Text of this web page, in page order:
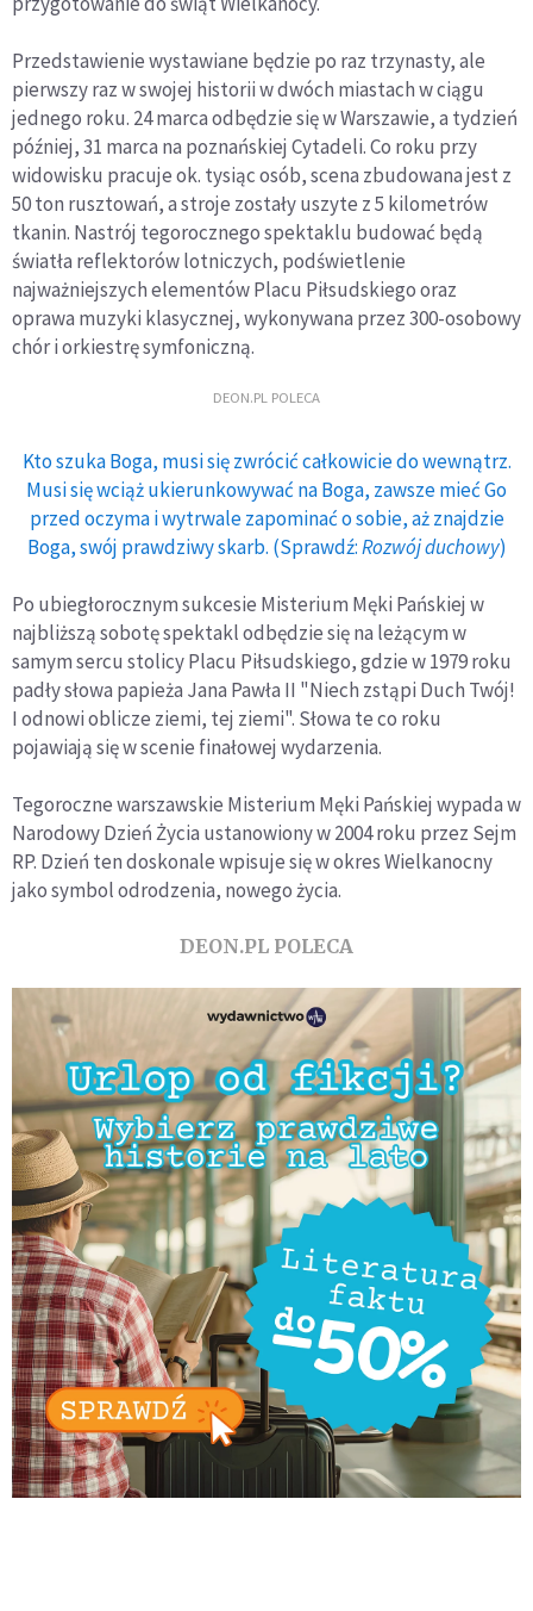
Przedstawienie wystawiane będzie po raz trzynasty, ale
pierwszy raz w swojej historii w dwóch miastach w ciągu
jednego roku. 24 marca odbędzie się w Warszawie, a tydzień
później, 31 marca na poznańskiej Cytadeli. Co roku przy
widowisku pracuje ok. tysiąc osób, scena zbudowana jest z
50 ton rusztowań, a stroje zostały uszyte z 5 kilometrów
tkanin. Nastrój tegorocznego spektaklu budować będą
światła reflektorów lotniczych, podświetlenie
najważniejszych elementów Placu Piłsudskiego oraz
oprawa muzyki klasycznej, wykonywana przez 300-osobowy
chór i orkiestrę symfoniczną.
DEON.PL POLECA
Kto szuka Boga, musi się zwrócić całkowicie do wewnątrz.
Musi się wciąż ukierunkowywać na Boga, zawsze mieć Go
przed oczyma i wytrwale zapominać o sobie, aż znajdzie
Boga, swój prawdziwy skarb. (Sprawdź:Rozwój duchowy)
Po ubiegłorocznym sukcesie Misterium Męki Pańskiej w
najbliższą sobotę spektakl odbędzie się na leżącym w
samym sercu stolicy Placu Piłsudskiego, gdzie w 1979 roku
padły słowa papieża Jana Pawła II "Niech zstąpi Duch Twój!
I odnowi oblicze ziemi, tej ziemi". Słowa te co roku
pojawiają się w scenie finałowej wydarzenia.
Tegoroczne warszawskie Misterium Męki Pańskiej wypada w
Narodowy Dzień Życia ustanowiony w 2004 roku przez Sejm
RP. Dzień ten doskonale wpisuje się w okres Wielkanocny
jako symbol odrodzenia, nowego życia.
DEON.PL POLECA